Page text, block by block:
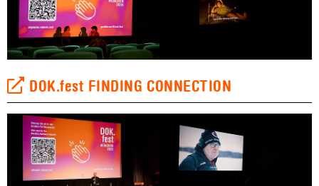
DOK.fest FINDING CONNECTION